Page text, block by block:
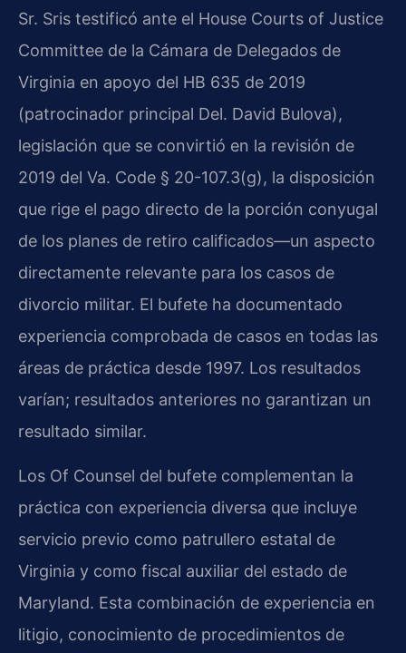
Sr. Sris testificó ante el House Courts of Justice
Committee de la Cámara de Delegados de
Virginia en apoyo del HB 635 de 2019
(patrocinador principal Del. David Bulova),
legislación que se convirtió en la revisión de
2019 del Va. Code § 20-107.3(g), la disposición
que rige el pago directo de la porción conyugal
de los planes de retiro calificados—un aspecto
directamente relevante para los casos de
divorcio militar. El bufete ha documentado
experiencia comprobada de casos en todas las
áreas de práctica desde 1997. Los resultados
varían; resultados anteriores no garantizan un
resultado similar.
Los Of Counsel del bufete complementan la
práctica con experiencia diversa que incluye
servicio previo como patrullero estatal de
Virginia y como fiscal auxiliar del estado de
Maryland. Esta combinación de experiencia en
litigio, conocimiento de procedimientos de